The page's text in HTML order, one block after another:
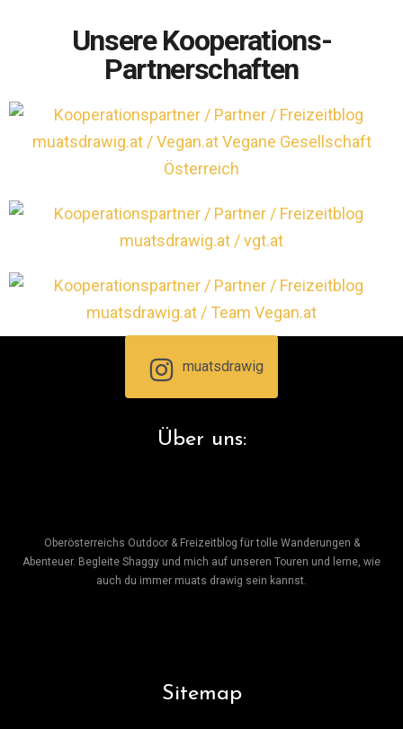
Unsere Kooperations-
Partnerschaften
muatsdrawig
Über uns:
Oberösterreichs Outdoor & Freizeitblog für tolle Wanderungen &
Abenteuer. Begleite Shaggy und mich auf unseren Touren und lerne, wie
auch du immer muats drawig sein kannst.
Sitemap